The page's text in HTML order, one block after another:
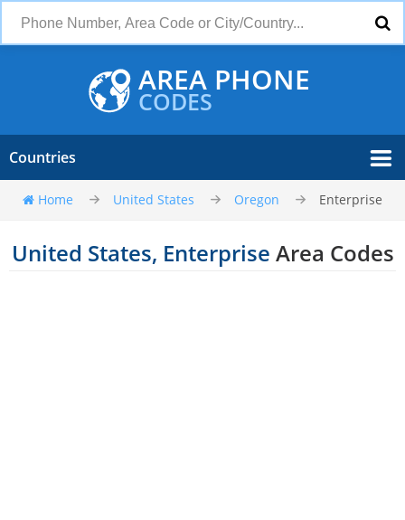
AREA PHONE
CODES
Countries
Home United States Oregon Enterprise
United States, Enterprise Area Codes